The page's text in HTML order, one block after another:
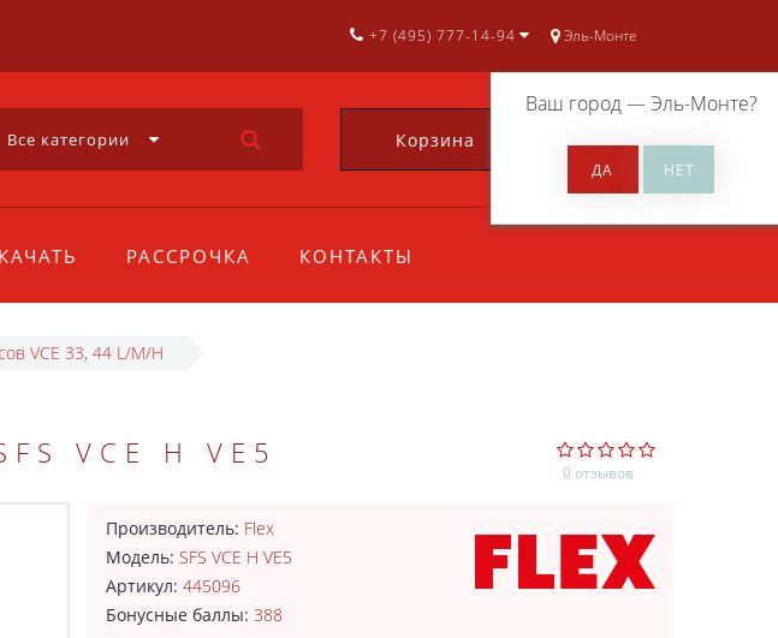
Эль-Монте
Ваш город —Эль-Монте?
+7 (495) 777-14-94
Все категории Корзина 0
РАССРОЧКА КОНТАКТЫ
VCE 33, 44 L/M/H
VCE H VE5
0 отзывов
Производитель: Flex
Модель: SFS VCE H VE5
Артикул: 445096
Бонусные баллы: 388